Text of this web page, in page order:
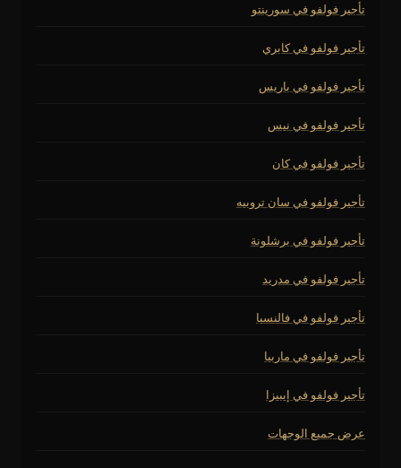
تأجير فولفو في سورينتو
تأجير فولفو في كابري
تأجير فولفو في باريس
تأجير فولفو في نيس
تأجير فولفو في كان
تأجير فولفو في سان تروبيه
تأجير فولفو في برشلونة
تأجير فولفو في مدريد
تأجير فولفو في فالنسيا
تأجير فولفو في ماربيا
تأجير فولفو في إيبيزا
عرض جميع الوجهات